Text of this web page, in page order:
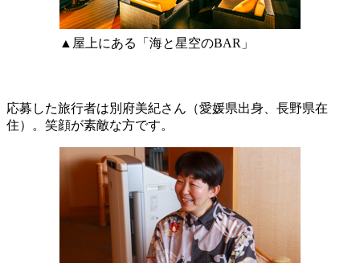
▲屋上にある「海と星空のBAR」
応募した旅行者は別府美紀さん（愛媛県出身、長野県在
住）。笑顔が素敵な方です。